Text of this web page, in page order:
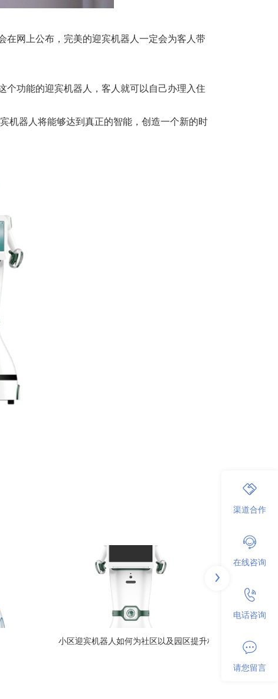
在网上公布，完美的迎宾机器人一定会为客人带
个功能的迎宾机器人，客人就可以自己办理入住
机器人将能够达到真正的智能，创造一个新的时
小区迎宾机器人如何为社区以及园区提升档次？
渠道合作
在线咨询
电话咨询
请您留言